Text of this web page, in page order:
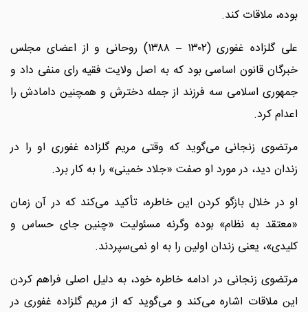
بوده، ملاقات کند.
علی گلزاده غفوری (۱۳۰۲ – ۱۳۸۸) روحانی و از اعضای مجلس
خبرگان قانون اساسی بود که به اصل ولایت فقیه رای منفی داد و
جمهوری اسلامی سه فرزند از جمله دخترش و همچنین دامادش را
اعدام کرد.
مرتضوی زنجانی می‌گوید که وقتی مریم گلزاده غفوری او را در
زندان دید، در مورد او صفت «جلاد خمینی» را به کار برد.
او در خلال بازگو کردن این خاطره، تأکید می‌کند که در آن زمان
«معتقد به نظام» بوده وگرنه مسئولیت «چنین جای حساس و
کلیدی»، یعنی زندان اولین را به او نمی‌سپردند.
مرتضوی زنجانی در ادامه خاطره خود، به دلیل اصلی فراهم کردن
این ملاقات اشاره می‌کند و می‌گوید که از مریم گلزاده غفوری در